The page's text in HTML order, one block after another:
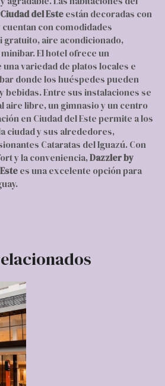
del Esteestán decoradas con
con comodidades
gratuito, aire acondicionado,
El hotel ofrece un
variedad de platos locales e
donde los huéspedes pueden
bebidas. Entre sus instalaciones se
aire libre, un gimnasio y un centro
en Ciudad del Este permite a los
ciudad y sus alrededores,
Cataratas del Iguazú. Con
y la conveniencia,Dazzler by
es una excelente opción para